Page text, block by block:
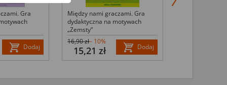
Gra
Dodaj
Między nami graczami. Gra
dydaktyczna na motywach
„Zemsty”
16,90 zł– 10%
15,21 zł Dodaj